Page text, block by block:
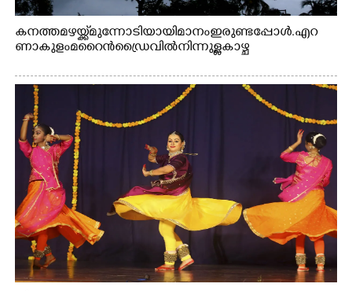
കനത്ത മഴയ്ക്ക് മുന്നോടിയായി മാനം ഇരുണ്ടപ്പോൾ. എറ
ണാകുളം മറൈൻഡ്രൈവിൽ നിന്നുള്ള കാഴ്ച